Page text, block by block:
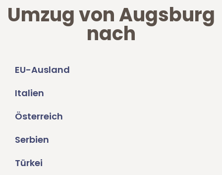
Umzug von Augsburg
nach
EU-Ausland
Italien
Österreich
Serbien
Türkei